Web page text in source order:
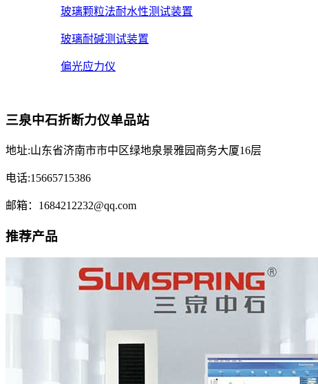
玻璃颗粒法耐水性测试装置
玻璃耐碱测试装置
偏光应力仪
三泉中石折断力仪单品站
地址:山东省济南市市中区绿地泉景雅园商务大厦16层
电话:15665715386
邮箱：1684212232@qq.com
推荐产品